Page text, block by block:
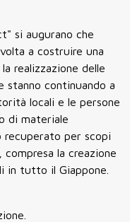
si augurano che
a costruire una
realizzazione delle
stanno continuando a
locali e le persone
di materiale
per scopi
la creazione
in tutto il Giappone.